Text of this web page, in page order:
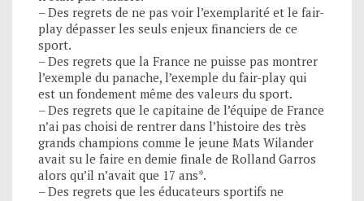
– Des regrets de ne pas voir l’exemplarité et le fair-
play dépasser les seuls enjeux financiers de ce
sport.
– Des regrets que la France ne puisse pas montrer
l’exemple du panache, l’exemple du fair-play qui
est un fondement même des valeurs du sport.
– Des regrets que le capitaine de l’équipe de France
n’ai pas choisi de rentrer dans l’histoire des très
grands champions comme le jeune Mats Wilander
avait su le faire en demie finale de Rolland Garros
alors qu’il n’avait que 17 ans*.
– Des regrets que les éducateurs sportifs ne